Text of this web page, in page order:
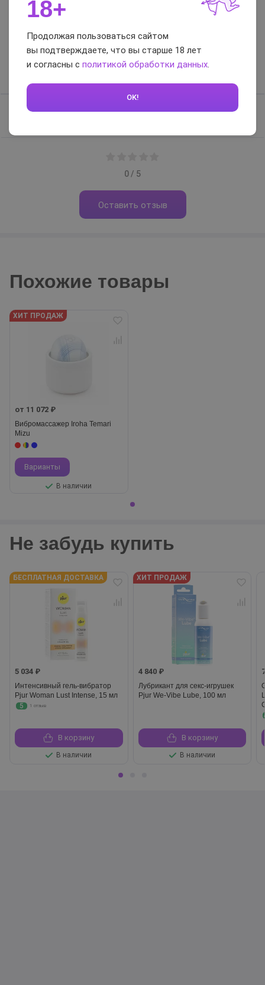
Отзывы и вопросы-
ответы
0 / 5
Оставить отзыв
Похожие товары
ХИТ ПРОДАЖ
от 11 072 ₽
Вибромассажер Iroha Temari
Mizu
Варианты
В наличии
Не забудь купить
БЕСПЛАТНАЯ ДОСТАВКА
5 034 ₽
Интенсивный гель-вибратор
Pjur Woman Lust Intense, 15 мл
5
1 отзыв
В корзину
В наличии
ХИТ ПРОДАЖ
4 840 ₽
Лубрикант для секс-игрушек
Pjur We-Vibe Lube, 100 мл
В корзину
В наличии
18+
Продолжая пользоваться сайтом
вы подтверждаете, что вы старше 18 лет
и согласны с политикой обработки данных.
OK!